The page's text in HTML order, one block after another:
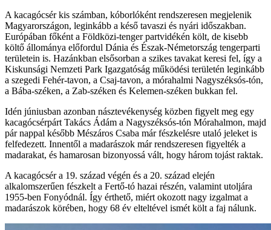
A kacagócsér kis számban, kóborlóként rendszeresen megjelenik
Magyarországon, leginkább a késő tavaszi és nyári időszakban.
Európában főként a Földközi-tenger partvidékén költ, de kisebb
költő állománya előfordul Dánia és Észak-Németország tengerparti
területein is. Hazánkban elsősorban a szikes tavakat keresi fel, így a
Kiskunsági Nemzeti Park Igazgatóság működési területén leginkább
a szegedi Fehér-tavon, a Csaj-tavon, a mórahalmi Nagyszéksós-tón,
a Bába-széken, a Zab-széken és Kelemen-széken bukkan fel.
Idén júniusban azonban násztevékenység közben figyelt meg egy
kacagócsérpárt Takács Ádám a Nagyszéksós-tón Mórahalmon, majd
pár nappal később Mészáros Csaba már fészkelésre utaló jeleket is
felfedezett. Innentől a madarászok már rendszeresen figyelték a
madarakat, és hamarosan bizonyossá vált, hogy három tojást raktak.
A kacagócsér a 19. század végén és a 20. század elején
alkalomszerűen fészkelt a Fertő-tó hazai részén, valamint utoljára
1955-ben Fonyódnál. Így érthető, miért okozott nagy izgalmat a
madarászok körében, hogy 68 év elteltével ismét költ a faj nálunk.